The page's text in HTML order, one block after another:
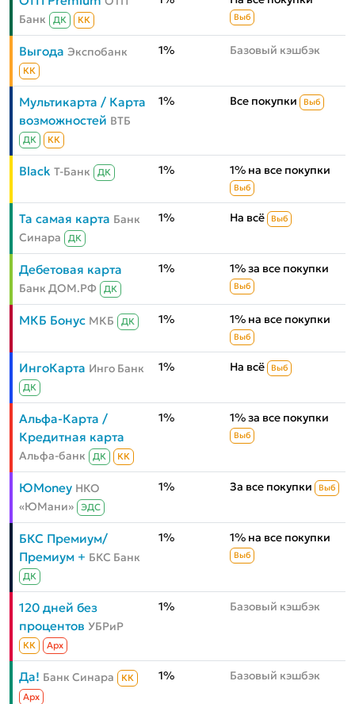
Банк
ДК КК Выб
Выгода Экспобанк
КК
1% Базовый кэшбэк
Мультикарта / Карта
возможностей ВТБ
ДК КК
1% Все покупки Выб
Black Т-Банк ДК 1% 1% на все покупки
Выб
Та самая карта Банк
Синара
ДК
1% На всё Выб
Дебетовая карта
Банк ДОМ.РФ ДК
1% 1% за все покупки
Выб
МКБ Бонус МКБ ДК 1% 1% на все покупки
Выб
ИнгоКарта Инго Банк
ДК
1% На всё Выб
Альфа-Карта /
Кредитная карта
Альфа-банк ДК КК
1% 1% за все покупки
Выб
ЮMoney НКО
«ЮМани»
ЭДС
1% За все покупки Выб
БКС Премиум/
Премиум + БКС Банк
ДК
1% 1% на все покупки
Выб
120 дней без
процентов УБРиР
КК Aрх
1% Базовый кэшбэк
Да! Банк Синара
КК
Aрх
1% Базовый кэшбэк